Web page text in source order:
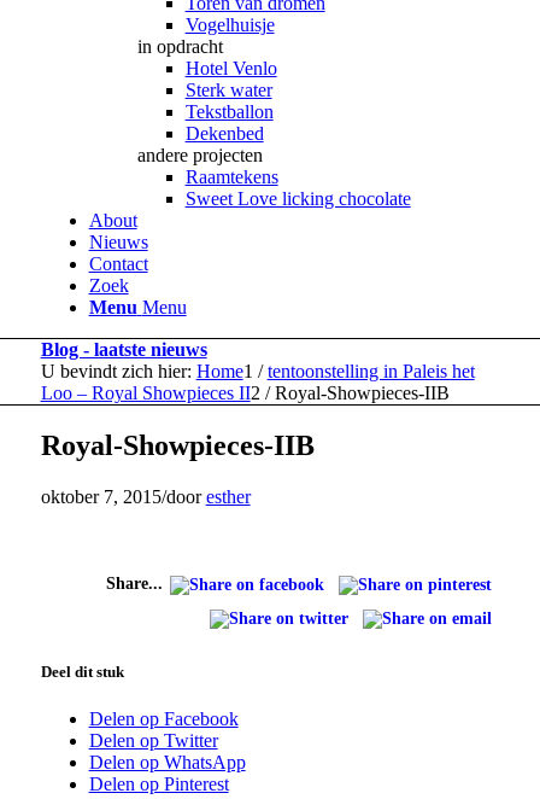
Vogelhuisje
in opdracht
Hotel Venlo
Sterk water
Tekstballon
Dekenbed
andere projecten
Raamtekens
Sweet Love licking chocolate
About
Nieuws
Contact
Zoek
Menu Menu
Blog - laatste nieuws
U bevindt zich hier: Home1 / tentoonstelling in Paleis het
Loo – Royal Showpieces II2 / Royal-Showpieces-IIB
Royal-Showpieces-IIB
oktober 7, 2015/dooresther
Share...
Deel dit stuk
Delen op Facebook
Delen op Twitter
Delen op WhatsApp
Delen op Pinterest